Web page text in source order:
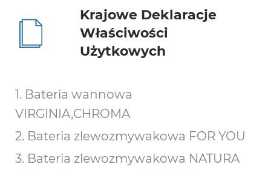
Krajowe Deklaracje
Właściwości
Użytkowych
1. Bateria wannowa
VIRGINIA,CHROMA
2. Bateria zlewozmywakowa FOR YOU
3. Bateria zlewozmywakowa NATURA